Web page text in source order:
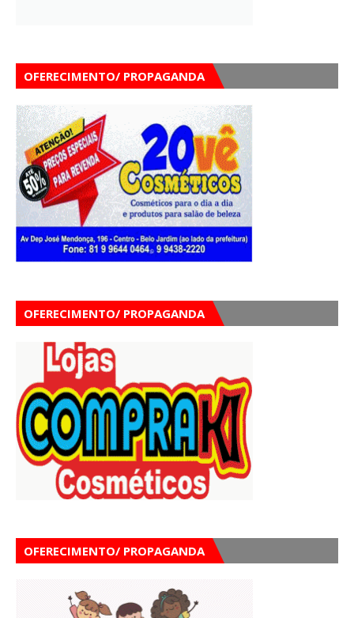
OFERECIMENTO/ PROPAGANDA
OFERECIMENTO/ PROPAGANDA
OFERECIMENTO/ PROPAGANDA